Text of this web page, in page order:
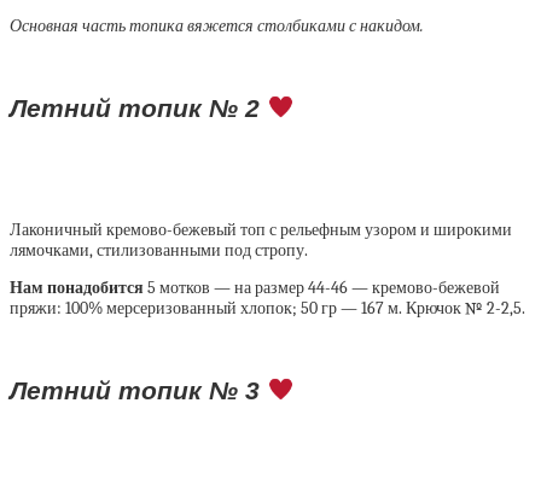
Основная часть топика вяжется столбиками с накидом.
Летний топик № 2
Лаконичный кремово-бежевый топ с рельефным узором и широкими
лямочками, стилизованными под стропу.
Нам понадобится 5 мотков — на размер 44-46 — кремово-бежевой
пряжи: 100% мерсеризованный хлопок; 50 гр — 167 м. Крючок № 2-2,5.
Летний топик № 3